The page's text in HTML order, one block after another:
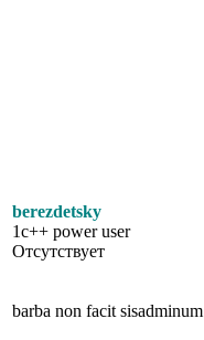
berezdetsky
1c++ power user
Отсутствует
barba non facit sisadminum